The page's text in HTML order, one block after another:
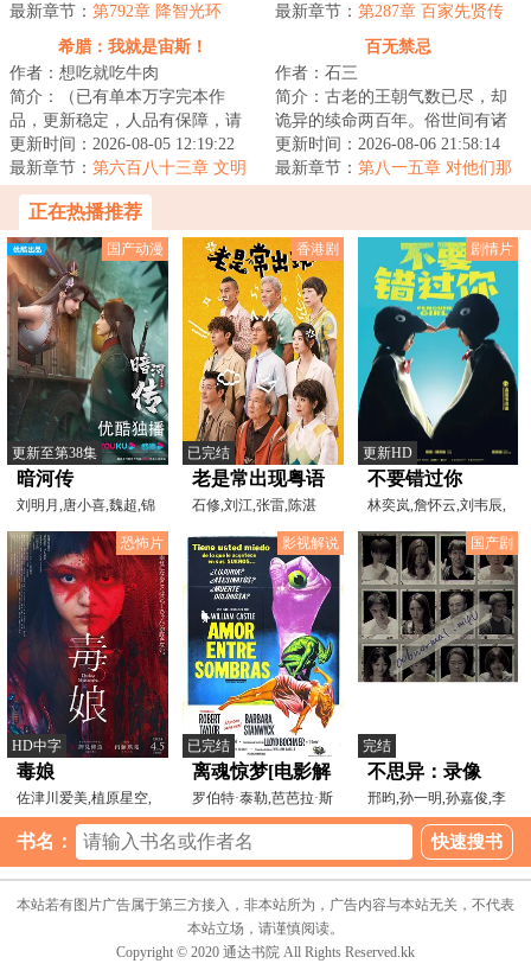
被动增加%...
最新章节： 第792章 降智光环
道尊一指长青演造...
最新章节： 第287章 百家先贤传
希腊：我就是宙斯！
作者：想吃就吃牛肉
简介：（已有单本万字完本作
品，更新稳定，人品有保障，请
放心追读）宙斯是最初，是最
终，是天穹的神主。...
更新时间：2026-08-05 12:19:22
最新章节： 第六百八十三章 文明
的发展总是参差不齐
百无禁忌
作者：石三
简介：古老的王朝气数已尽，却
诡异的续命两百年。俗世间有诸
多禁忌。不可犯禁、犯禁必死！
出门先看黄历，...
更新时间：2026-08-06 21:58:14
最新章节： 第八一五章 对他们那
正在热播推荐
国产动漫
更新至第38集
暗河传
刘明月,唐小喜,魏超,锦
鲤,乔诗语
香港剧
已完结
老是常出现粤语
石修,刘江,张雷,陈湛
文,陈毅燊,刘沛蘅,米雪
剧情片
更新HD
不要错过你
林奕岚,詹怀云,刘韦辰,
纳豆,阳靓,段钧豪,方
恐怖片
HD中字
毒娘
佐津川爱美,植原星空,
伊礼姬奈,凛美,内田慈
影视解说
已完结
离魂惊梦[电影解
说]
罗伯特·泰勒,芭芭拉·斯
坦威克,朱迪·梅瑞
国产剧
完结
不思异：录像
邢昀,孙一明,孙嘉俊,李
槿,吴彦琦,王辰昊,刘
书名：
本站若有图片广告属于第三方接入，非本站所为，广告内容与本站无关，不代表
本站立场，请谨慎阅读。
Copyright © 2020 通达书院 All Rights Reserved.kk